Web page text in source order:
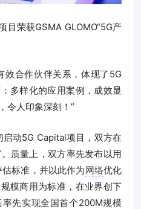
目荣获GSMA GLOMO“5G产
效合作伙伴关系，体现了5G
多样化的应用案例，成效显
令人印象深刻！”
启动5G Capital项目，双方在
质量上，双方率先发布以用
估标准，并以此作为网络优化
模商用为标准，在业界创下
先实现全国首个200M规模